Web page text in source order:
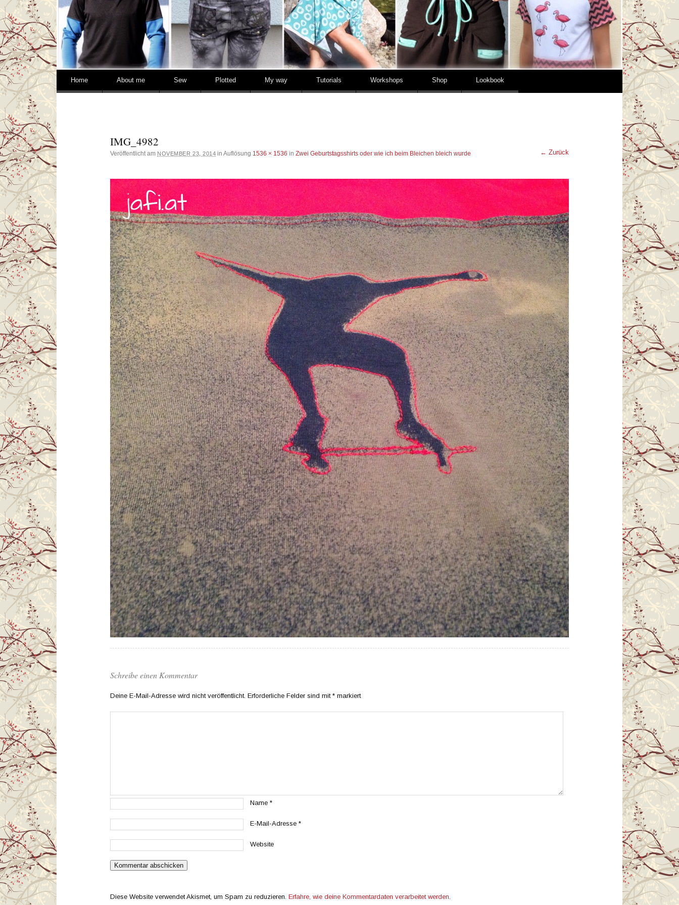
Springe zum Inhalt
Home About me Sew Plotted My way Tutorials Workshops Shop Lookbook
IMG_4982
Veröffentlicht am NOVEMBER 23, 2014 in Auflösung 1536 × 1536 inZwei Geburtstagsshirts oder wie ich beim Bleichen bleich wurde ← Zurück
Schreibe einen Kommentar
Deine E-Mail-Adresse wird nicht veröffentlicht. Erforderliche Felder sind mit * markiert
Name *
E-Mail-Adresse *
Website
Diese Website verwendet Akismet, um Spam zu reduzieren. Erfahre, wie deine Kommentardaten verarbeitet werden.